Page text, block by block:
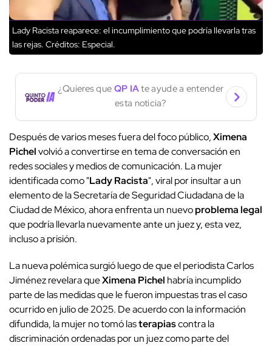
Lady Racista reaparece: el incumplimiento que podría llevarla tras
las rejas. Créditos: Especial.
¿Quieres que QP IAte ayude a entender
esta noticia?
Después de varios meses fuera del foco público,Ximena
Pichelvolvió a convertirse en tema de conversación en
redes sociales y medios de comunicación. La mujer
identificada como "Lady Racista", viral por insultar a un
elemento de la Secretaría de Seguridad Ciudadana de la
Ciudad de México, ahora enfrenta un nuevoproblema legal
que podría llevarla nuevamente ante un juez y, esta vez,
incluso a prisión.
La nueva polémica surgió luego de que el periodista Carlos
Jiménez revelara queXimena Pichel habría incumplido
parte de las medidas que le fueron impuestas tras el caso
ocurrido en julio de 2025. De acuerdo con la información
difundida, la mujer no tomó lasterapiascontra la
discriminación ordenadas por un juez como parte del